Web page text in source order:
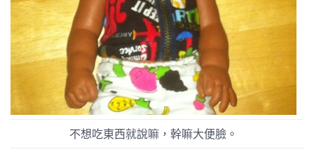
不想吃東西就說嘛，幹嘛大便臉。